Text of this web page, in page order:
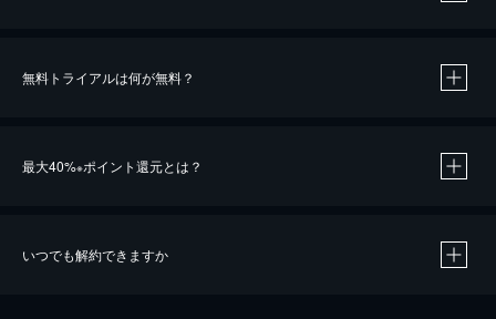
無料トライアルは何が無料？
最大40%※ポイント還元とは？
いつでも解約できますか